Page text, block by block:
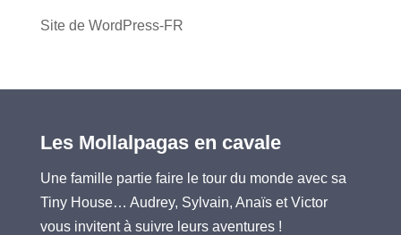
Site de WordPress-FR
Les Mollalpagas en cavale
Une famille partie faire le tour du monde avec sa
Tiny House… Audrey, Sylvain, Anaïs et Victor
vous invitent à suivre leurs aventures !